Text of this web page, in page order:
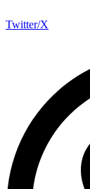
Twitter/X